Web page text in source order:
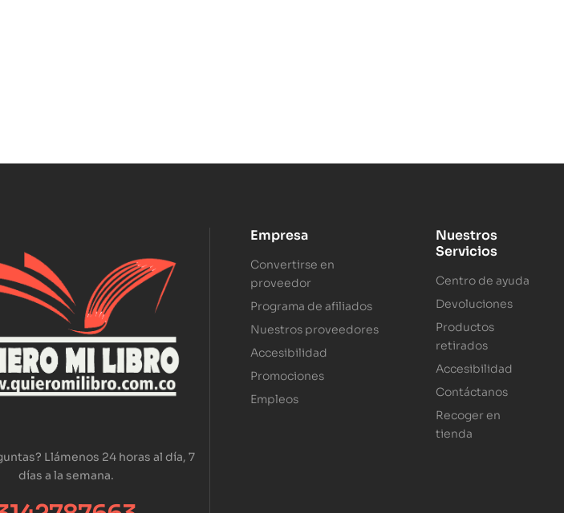
Llámenos 24 horas al día, 7
días a la semana.
Empresa
Convertirse en
proveedor
Programa de afiliados
Nuestros proveedores
Accesibilidad
Promociones
Empleos
Nuestros
Servicios
Centro de ayuda
Devoluciones
Productos
retirados
Accesibilidad
Contáctanos
Recoger en
tienda